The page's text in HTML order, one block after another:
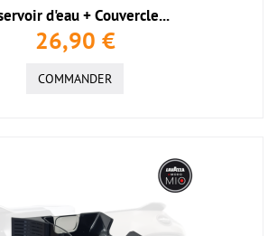
d'eau + Couvercle...
26,90 €
COMMANDER